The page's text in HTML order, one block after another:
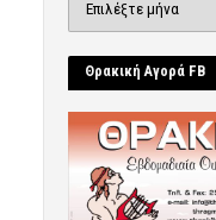
Θρακική Αγορά FB